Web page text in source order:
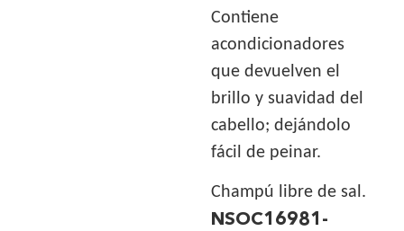
Contiene
acondicionadores
que devuelven el
brillo y suavidad del
cabello; dejándolo
fácil de peinar.
Champú libre de sal.
NSOC16981-